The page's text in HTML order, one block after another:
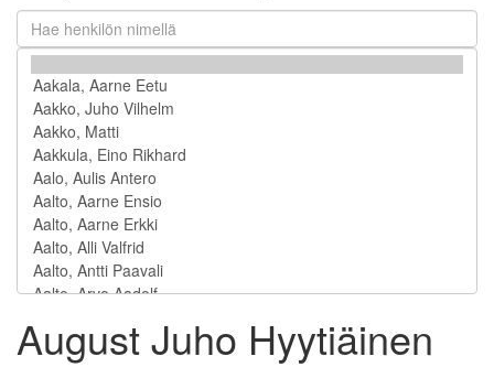
August Juho Hyytiäinen